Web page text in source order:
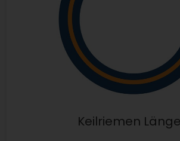
Keilriemen